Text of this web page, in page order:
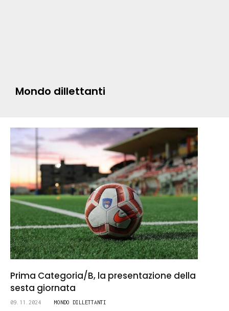
Mondo dillettanti
Prima Categoria/B, la presentazione della
sesta giornata
09.11.2024 MONDO DILLETTANTI